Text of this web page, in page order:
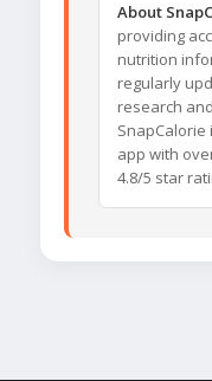
About
providing
nutrition
regularly
research
app with
4.8/5 star